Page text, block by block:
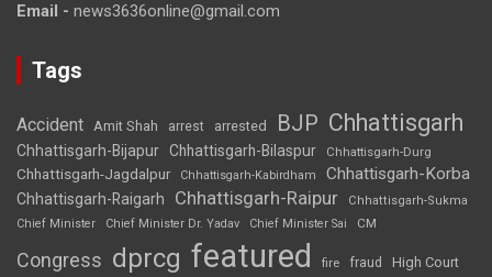
Email - news3636online@gmail.com
Tags
Accident Amit Shah arrest arrested BJP Chhattisgarh
Chhattisgarh-Bijapur Chhattisgarh-Bilaspur Chhattisgarh-Durg
Chhattisgarh-Jagdalpur Chhattisgarh-Kabirdham Chhattisgarh-Korba
Chhattisgarh-Raigarh Chhattisgarh-Raipur
Chhattisgarh-Sukma
Chief Minister
Chief Minister Dr. Yadav Chief Minister Sai CM
Congress dprcg featured fire fraud High Court